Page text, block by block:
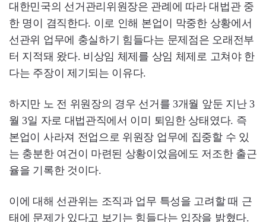
대한민국의 선거관리위원장은 관례에 따라 대법관 중
한 명이 겸직한다. 이로 인해 본업이 막중한 상황에서
선관위 업무에 충실하기 힘들다는 문제점은 오래전부
터 지적돼 왔다. 비상임 체제를 상임 체제로 고쳐야 한
다는 주장이 제기되는 이유다.
하지만 노 전 위원장의 경우 선거를 3개월 앞둔 지난 3
월 3일 자로 대법관직에서 이미 퇴임한 상태였다. 즉
본업이 사라져 전업으로 위원장 업무에 집중할 수 있
는 충분한 여건이 마련된 상황이었음에도 저조한 출근
율을 기록한 것이다.
이에 대해 선관위는 조직과 업무 특성을 고려할 때 근
태에 문제가 있다고 보기는 힘들다는 입장을 밝혔다.